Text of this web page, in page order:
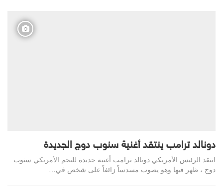
دونالد ترامب ينتقد أغنية سنوب دوج الجديدة
انتقد الرئيس الأمريكي دونالد ترامب أغنية جديدة للنجم الأمريكي سنوب
دوج ، ظهر فيها وهو يصوب مسدساً زائفاً على شخص في…